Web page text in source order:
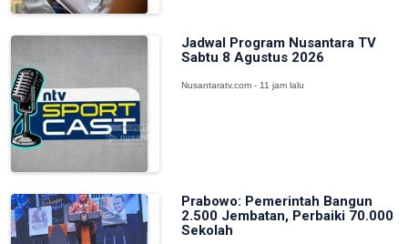
Jadwal Program Nusantara TV
Sabtu 8 Agustus 2026
Nusantaratv.com - 11 jam lalu
Prabowo: Pemerintah Bangun
2.500 Jembatan, Perbaiki 70.000
Sekolah